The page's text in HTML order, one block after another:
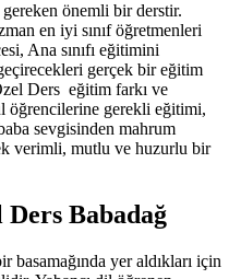
önemli bir derstir.
en iyi sınıf öğretmenleri
Ana sınıfı eğitimini
gerçek bir eğitim
Ders eğitim farkı ve
öğrencilerine gerekli eğitimi,
sevgisinden mahrum
verimli, mutlu ve huzurlu bir
Babadağ
yer aldıkları için